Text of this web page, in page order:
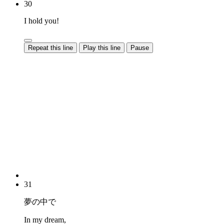
30
I hold you!
Repeat this line Play this line Pause
31
夢の中で
In my dream,